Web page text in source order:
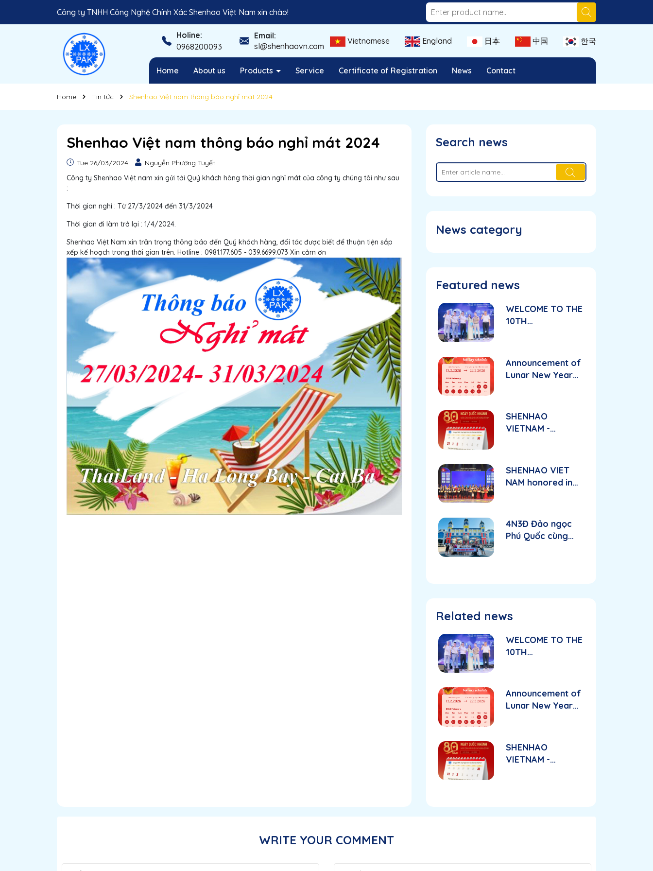
Công ty TNHH Công Nghệ Chính Xác Shenhao Việt Nam xin chào!
Holine:
0968200093
Email:
sl@shenhaovn.com
Vietnamese England 日本 中国 한국
Home About us Products Service Certificate of Registration News Contact
Home Tin tức Shenhao Việt nam thông báo nghỉ mát 2024
Shenhao Việt nam thông báo nghỉ mát 2024
Tue 26/03/2024
Nguyễn Phương Tuyết
Công ty Shenhao Việt nam xin gửi tới Quý khách hàng thời gian nghỉ mát của công ty chúng tôi như sau
:
Thời gian nghỉ : Từ 27/3/2024 đến 31/3/2024
Thời gian đi làm trở lại : 1/4/2024.
Shenhao Việt Nam xin trân trọng thông báo đến Quý khách hàng, đối tác được biết để thuận tiện sắp
xếp kế hoạch trong thời gian trên. Hotline : 0981.177.605 - 039.6699.073 Xin cảm ơn
Search news
News category
Featured news
WELCOME TO THE
10TH
SHENHAO
VIETNAM
PRECISION
Announcement of
Lunar New Year
SHENHAO
VIETNAM -
TO CELEBRATE
VIETNAM
NATIONAL DAY
SHENHAO VIET
NAM honored in
strong
development in
2025
4N3Đ Đảo ngọc
Phú Quốc cùng
Related news
WELCOME TO THE
10TH
SHENHAO
VIETNAM
PRECISION
Announcement of
Lunar New Year
SHENHAO
VIETNAM -
WRITE YOUR COMMENT